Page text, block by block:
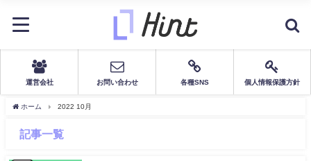
運営会社 お問い合わせ 各種SNS 個人情報保護方針
ホーム 2022 10月
記事一覧